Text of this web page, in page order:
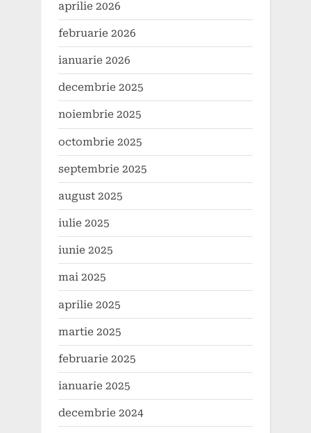
aprilie 2026
februarie 2026
ianuarie 2026
decembrie 2025
noiembrie 2025
octombrie 2025
septembrie 2025
august 2025
iulie 2025
iunie 2025
mai 2025
aprilie 2025
martie 2025
februarie 2025
ianuarie 2025
decembrie 2024